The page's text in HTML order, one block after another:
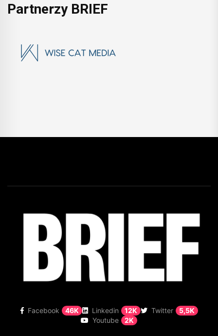
Partnerzy BRIEF
Facebook 46K Linkedin 12K Twitter
5,5K
Youtube
2K